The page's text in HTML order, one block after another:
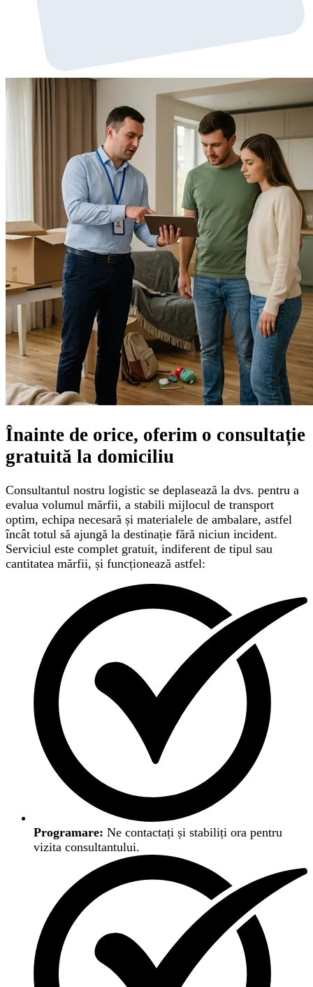
Înainte de orice, oferim o consultație
gratuită la domiciliu
Consultantul nostru logistic se deplasează la dvs. pentru a
evalua volumul mărfii, a stabili mijlocul de transport
optim, echipa necesară și materialele de ambalare, astfel
încât totul să ajungă la destinație fără niciun incident.
Serviciul este complet gratuit, indiferent de tipul sau
cantitatea mărfii, și funcționează astfel:
Programare: Ne contactați și stabiliți ora pentru
vizita consultantului.